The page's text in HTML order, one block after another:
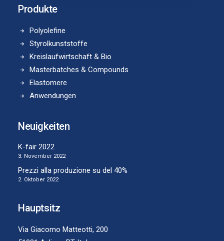
Produkte
Polyolefine
Styrolkunststoffe
Kreislaufwirtschaft & Bio
Masterbatches & Compounds
Elastomere
Anwendungen
Neuigkeiten
K-fair 2022
3. November 2022
Prezzi alla produzione su del 40%
2. Oktober 2022
Hauptsitz
Via Giacomo Matteotti, 200